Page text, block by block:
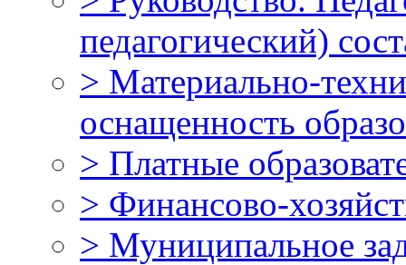
педагогический)
> Материально-
оснащенность
> Платные
> Финансово-
> Муниципальное